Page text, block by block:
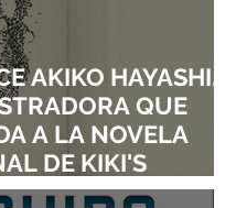
AKIKO HAYASHI,
QUE
A LA NOVELA
DE KIKI'S
SERVICE